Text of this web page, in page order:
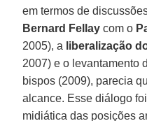
em termos de
Bernard Fellay com o
2005), a liberalização
2007) e o levantamento
bispos (2009), parecia
alcance. Esse diálogo
midiática das posições